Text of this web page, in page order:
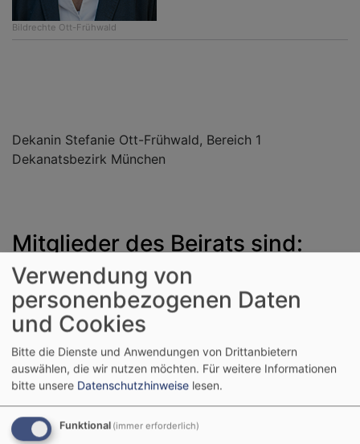
Bildrechte Ott-Frühwald
Dekanin Stefanie Ott-Frühwald, Bereich 1
Dekanatsbezirk München
Mitglieder des Beirats sind:
Verwendung von
personenbezogenen Daten
und Cookies
Bitte die Dienste und Anwendungen von Drittanbietern
auswählen, die wir nutzen möchten. Für weitere Informationen
bitte unsere Datenschutzhinweise lesen.
Funktional (immer erforderlich)